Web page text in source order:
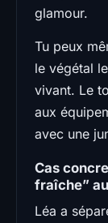
glamour.
Tu peux
le végétal
vivant. Le
aux
avec une
Cas
fraîche”
Léa a